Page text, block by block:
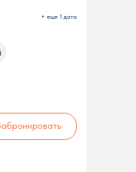
+ еще 1 дата